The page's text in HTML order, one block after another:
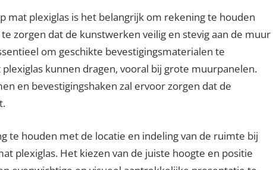
mat plexiglas is het belangrijk om rekening te houden
zorgen dat de kunstwerken veilig en stevig aan de muur
om geschikte bevestigingsmaterialen te
kunnen dragen, vooral bij grote muurpanelen.
en bevestigingshaken zal ervoor zorgen dat de
te houden met de locatie en indeling van de ruimte bij
plexiglas. Het kiezen van de juiste hoogte en positie